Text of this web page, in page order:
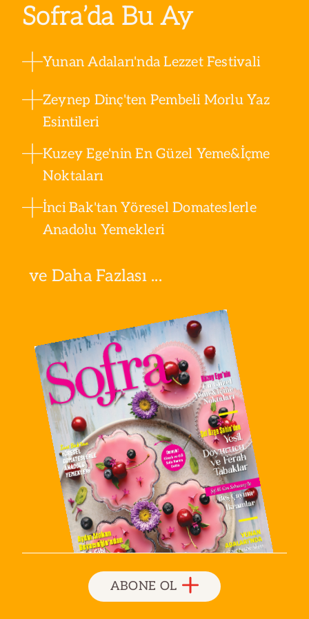
Sofra’da Bu Ay
Yunan Adaları'nda Lezzet Festivali
Zeynep Dinç'ten Pembeli Morlu Yaz
Esintileri
Kuzey Ege'nin En Güzel Yeme&İçme
Noktaları
İnci Bak'tan Yöresel Domateslerle
Anadolu Yemekleri
ve Daha Fazlası ...
ABONE OL